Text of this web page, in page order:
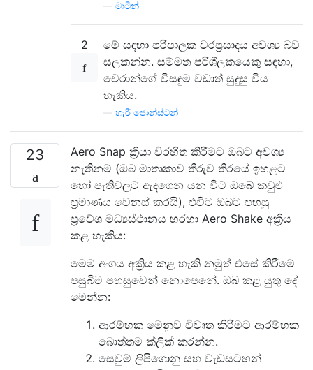
මාටින්
2
මේ සඳහා පරිපාලක වරප්‍රසාදය අවශ්‍ය බව
සලකන්න. සම්මත පරිශීලකයෙකු සඳහා,
චෙරාන්ගේ විසඳුම වඩාත් සුදුසු විය
හැකිය.
හැරී ජොන්ස්ටන්
23
Aero Snap ක්‍රියා විරහිත කිරීමට ඔබට අවශ්‍ය
නැතිනම් (ඔබ මාතෘකාව තීරුව තිරයේ ඉහළට
හෝ පැතිවලට ඇදගෙන යන විට ඔබේ කවුළු
ප්‍රමාණය වෙනස් කරයි), එවිට ඔබට පහසු
ප්‍රවේශ මධ්‍යස්ථානය හරහා Aero Shake අක්‍රිය
කළ හැකිය:
මෙම අංගය අක්‍රිය කළ හැකි නමුත් එසේ කිරීමේ
පසුබිම පහසුවෙන් නොපෙනේ. ඔබ කළ යුතු දේ
මෙන්න:
ආරම්භක මෙනුව විවෘත කිරීමට ආරම්භක
බොත්තම ක්ලික් කරන්න.
සෙවුම් ලිපිගොනු සහ වැඩසටහන්